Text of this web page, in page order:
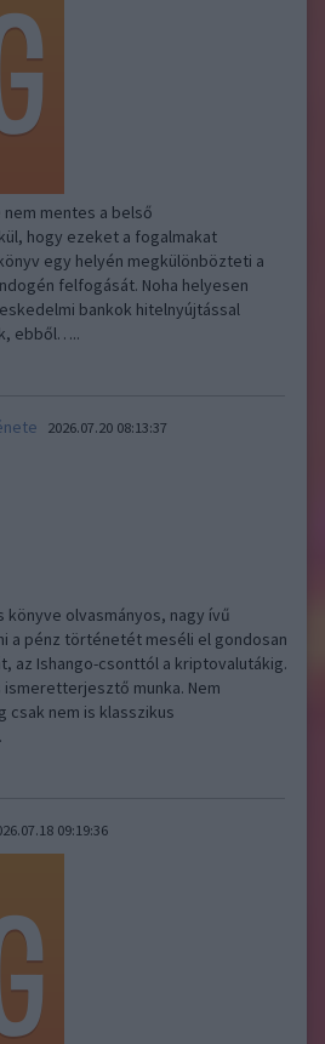
nem mentes a belső
hogy ezeket a fogalmakat
egy helyén megkülönbözteti a
felfogását. Noha helyesen
bankok hitelnyújtással
ebből…..
2026.07.20 08:13:37
könyve olvasmányos, nagy ívű
a pénz történetét meséli el gondosan
az Ishango-csonttól a kriptovalutákig.
munka. Nem
csak nem is klasszikus
09:19:36